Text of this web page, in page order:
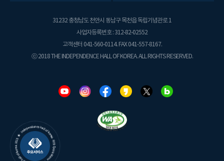
31232 충청남도 천안시 동남구 목천읍 독립기념관로 1
사업자등록번호 : 312-82-02552
고객센터 041-560-0114. FAX 041-557-8167.
ⓒ 2018 THE INDEPENDENCE HALL OF KOREA. ALL RIGHTS RESERVED.